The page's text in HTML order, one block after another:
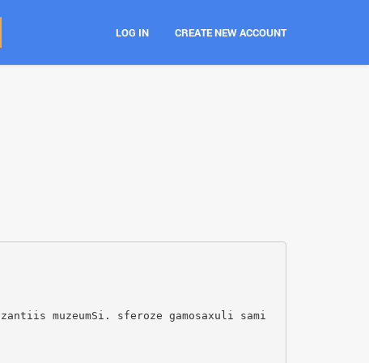
LOG IN CREATE NEW ACCOUNT